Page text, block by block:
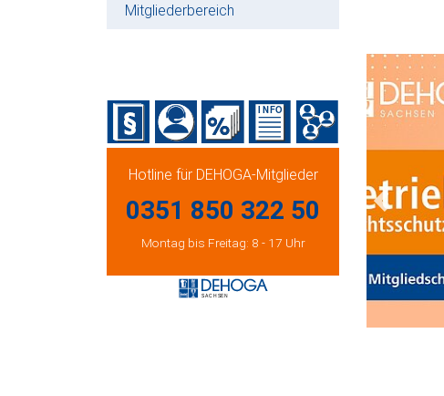
Mitgliederbereich
Hotline für DEHOGA-Mitglieder
0351 850 322 50
Montag bis Freitag: 8 - 17 Uhr
Previous